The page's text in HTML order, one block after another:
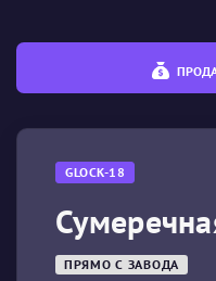
GLOCK-18
ПРЯМО С ЗАВОДА